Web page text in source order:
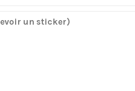
un sticker)